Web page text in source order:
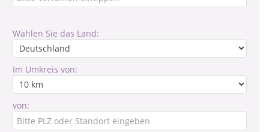
Wählen Sie das Land:
Im Umkreis von:
von: